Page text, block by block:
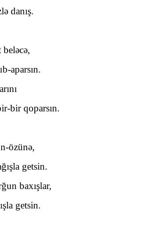
danış.
aparsın.
bir qoparsın.
özünə,
getsin.
baxışlar,
getsin.